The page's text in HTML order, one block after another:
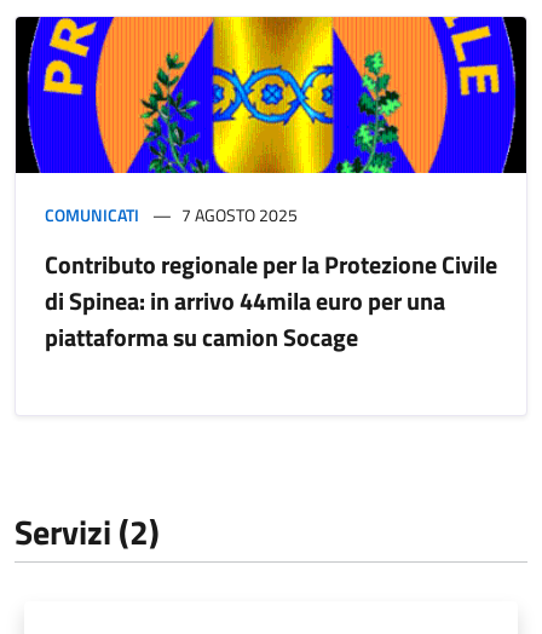
COMUNICATI 7 AGOSTO 2025
Contributo regionale per la Protezione Civile
di Spinea: in arrivo 44mila euro per una
piattaforma su camion Socage
Servizi (2)